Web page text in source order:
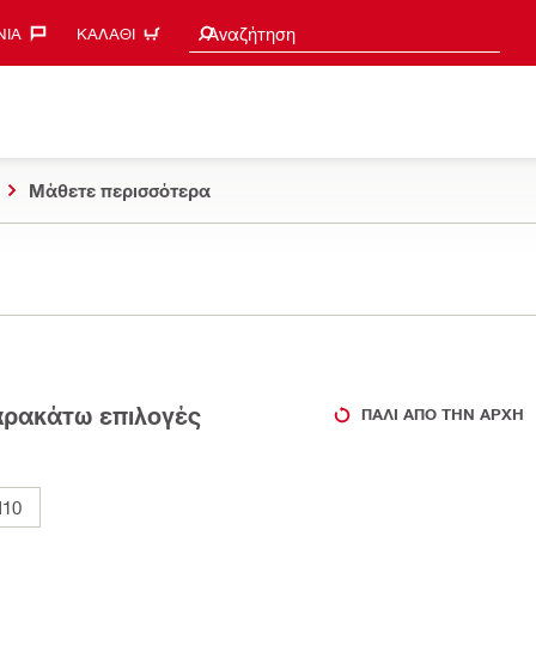
ΚΑΛΆΘΙ Αναζήτηση
Search suggestions
Μάθετε περισσότερα
επιλογές ΠΆΛΙ ΑΠΌ ΤΗΝ ΑΡΧΉ